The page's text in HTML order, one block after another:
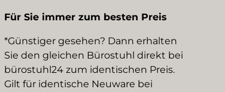
Für Sie immer zum besten Preis
*Günstiger gesehen? Dann erhalten
Sie den gleichen Bürostuhl direkt bei
bürostuhl24 zum identischen Preis.
Gilt für identische Neuware bei